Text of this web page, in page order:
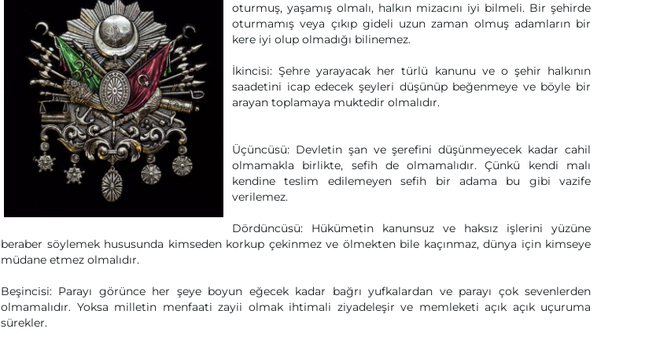
oturmuş, yaşamış olmalı, halkın mizacını iyi bilmeli. Bir şehirde
oturmamış veya çıkıp gideli uzun zaman olmuş adamların bir
kere iyi olup olmadığı bilinemez.
İkincisi: Şehre yarayacak her türlü kanunu ve o şehir halkının
saadetini icap edecek şeyleri düşünüp beğenmeye ve böyle bir
arayan toplamaya muktedir olmalıdır.
Üçüncüsü: Devletin şan ve şerefini düşünmeyecek kadar cahil
olmamakla birlikte, sefih de olmamalıdır. Çünkü kendi malı
kendine teslim edilemeyen sefih bir adama bu gibi vazife
verilemez.
Dördüncüsü: Hükümetin kanunsuz ve haksız işlerini yüzüne
beraber söylemek hususunda kimseden korkup çekinmez ve ölmekten bile kaçınmaz, dünya için kimseye
müdane etmez olmalıdır.
Beşincisi: Parayı görünce her şeye boyun eğecek kadar bağrı yufkalardan ve parayı çok sevenlerden
olmamalıdır. Yoksa milletin menfaati zayii olmak ihtimali ziyadeleşir ve memleketi açık açık uçuruma
sürekler.